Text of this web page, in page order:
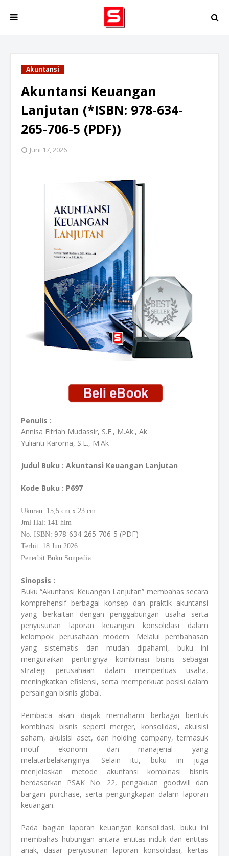
Akuntansi
Akuntansi Keuangan
Lanjutan (*ISBN: 978-634-
265-706-5 (PDF))
Juni 17, 2026
Penulis :
Annisa Fitriah Mudassir, S.E., M.Ak., Ak
Yulianti Karoma, S.E., M.Ak
Judul Buku : Akuntansi Keuangan Lanjutan
Kode Buku : P697
Ukuran: 15,5 cm x 23 cm
Jml Hal: 141 hlm
No. ISBN: 978-634-265-706-5 (PDF)
Terbit: 18 Jun 2026
Penerbit Buku Sonpedia
Sinopsis :
Buku “Akuntansi Keuangan Lanjutan” membahas secara
komprehensif berbagai konsep dan praktik akuntansi
yang berkaitan dengan penggabungan usaha serta
penyusunan laporan keuangan konsolidasi dalam
kelompok perusahaan modern. Melalui pembahasan
yang sistematis dan mudah dipahami, buku ini
menguraikan pentingnya kombinasi bisnis sebagai
strategi perusahaan dalam memperluas usaha,
meningkatkan efisiensi, serta memperkuat posisi dalam
persaingan bisnis global.
Pembaca akan diajak memahami berbagai bentuk
kombinasi bisnis seperti merger, konsolidasi, akuisisi
saham, akuisisi aset, dan holding company, termasuk
motif ekonomi dan manajerial yang
melatarbelakanginya. Selain itu, buku ini juga
menjelaskan metode akuntansi kombinasi bisnis
berdasarkan PSAK No. 22, pengakuan goodwill dan
bargain purchase, serta pengungkapan dalam laporan
keuangan.
Pada bagian laporan keuangan konsolidasi, buku ini
membahas hubungan antara entitas induk dan entitas
anak, dasar penyusunan laporan konsolidasi, kertas